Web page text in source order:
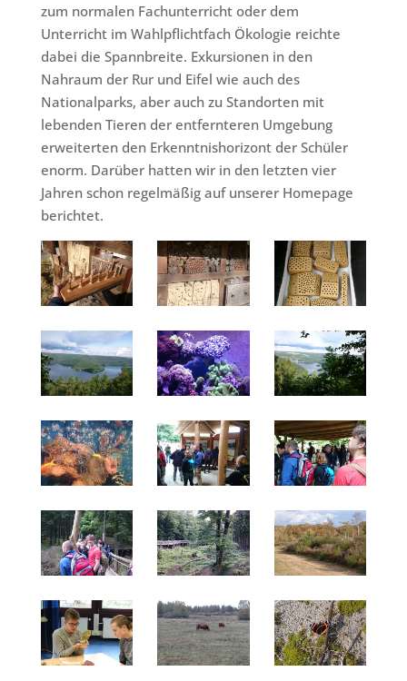
zum normalen Fachunterricht oder dem
Unterricht im Wahlpflichtfach Ökologie reichte
dabei die Spannbreite. Exkursionen in den
Nahraum der Rur und Eifel wie auch des
Nationalparks, aber auch zu Standorten mit
lebenden Tieren der entfernteren Umgebung
erweiterten den Erkenntnishorizont der Schüler
enorm. Darüber hatten wir in den letzten vier
Jahren schon regelmäßig auf unserer Homepage
berichtet.